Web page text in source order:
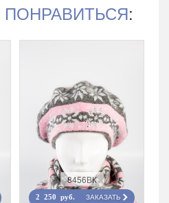
ПОНРАВИТЬСЯ:
8456ВК
2 250 руб. ЗАКАЗАТЬ